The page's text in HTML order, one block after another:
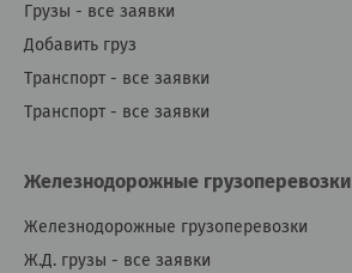
Грузы - все заявки
Добавить груз
Транспорт - все заявки
Транспорт - все заявки
Железнодорожные грузоперевозки
Железнодорожные грузоперевозки
Ж.Д. грузы - все заявки